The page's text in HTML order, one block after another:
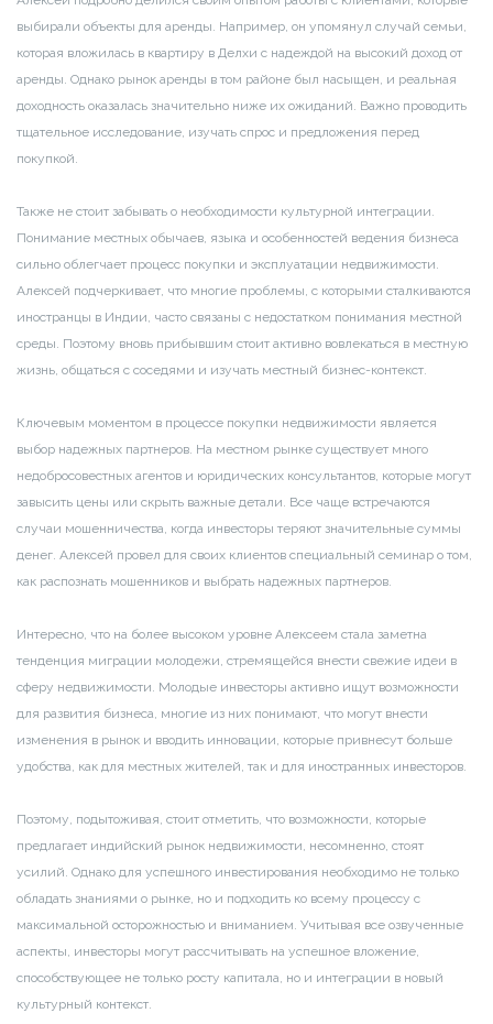
выбирали объекты для аренды. Например, он упомянул случай семьи,
которая вложилась в квартиру в Делхи с надеждой на высокий доход от
аренды. Однако рынок аренды в том районе был насыщен, и реальная
доходность оказалась значительно ниже их ожиданий. Важно проводить
тщательное исследование, изучать спрос и предложения перед
покупкой.
Также не стоит забывать о необходимости культурной интеграции.
Понимание местных обычаев, языка и особенностей ведения бизнеса
сильно облегчает процесс покупки и эксплуатации недвижимости.
Алексей подчеркивает, что многие проблемы, с которыми сталкиваются
иностранцы в Индии, часто связаны с недостатком понимания местной
среды. Поэтому вновь прибывшим стоит активно вовлекаться в местную
жизнь, общаться с соседями и изучать местный бизнес-контекст.
Ключевым моментом в процессе покупки недвижимости является
выбор надежных партнеров. На местном рынке существует много
недобросовестных агентов и юридических консультантов, которые могут
завысить цены или скрыть важные детали. Все чаще встречаются
случаи мошенничества, когда инвесторы теряют значительные суммы
денег. Алексей провел для своих клиентов специальный семинар о том,
как распознать мошенников и выбрать надежных партнеров.
Интересно, что на более высоком уровне Алексеем стала заметна
тенденция миграции молодежи, стремящейся внести свежие идеи в
сферу недвижимости. Молодые инвесторы активно ищут возможности
для развития бизнеса, многие из них понимают, что могут внести
изменения в рынок и вводить инновации, которые привнесут больше
удобства, как для местных жителей, так и для иностранных инвесторов.
Поэтому, подытоживая, стоит отметить, что возможности, которые
предлагает индийский рынок недвижимости, несомненно, стоят
усилий. Однако для успешного инвестирования необходимо не только
обладать знаниями о рынке, но и подходить ко всему процессу с
максимальной осторожностью и вниманием. Учитывая все озвученные
аспекты, инвесторы могут рассчитывать на успешное вложение,
способствующее не только росту капитала, но и интеграции в новый
культурный контекст.